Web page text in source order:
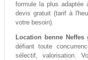
formule la plus adaptée
devis gratuit (tarif à
votre besoin).
Location benne Neffes
défiant toute
sélectif, valorisation.